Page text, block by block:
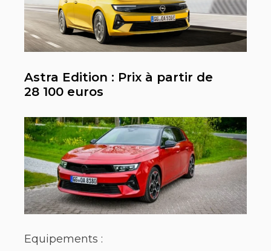
Astra Edition : Prix à partir de
28 100 euros
Equipements :